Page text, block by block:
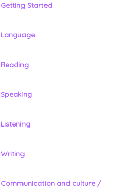
Getting Started
Language
Reading
Speaking
Listening
Writing
Communication and culture /